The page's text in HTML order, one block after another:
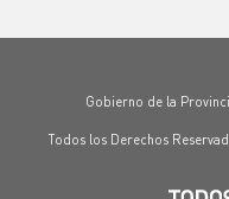
Gobierno de la
Todos los Derechos